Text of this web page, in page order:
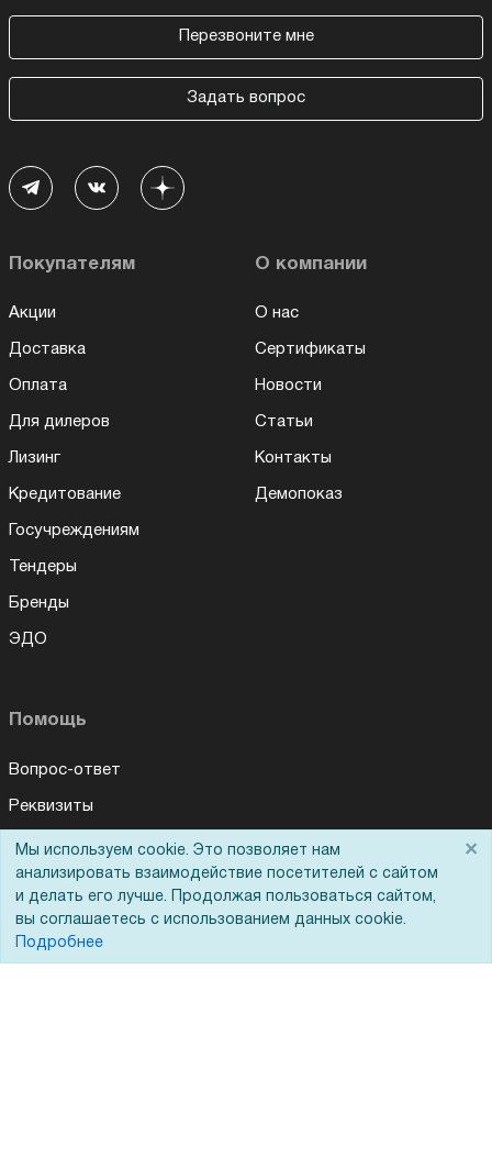
Перезвоните мне
Задать вопрос
Покупателям
Акции
Доставка
Оплата
Для дилеров
Лизинг
Кредитование
Госучреждениям
Тендеры
Бренды
ЭДО
О компании
О нас
Сертификаты
Новости
Статьи
Контакты
Демопоказ
Помощь
Вопрос-ответ
Реквизиты
Гарантии и возврат
Сервисный центр
Вакансии
Обратная связь
Мы используем cookie. Это позволяет нам
анализировать взаимодействие посетителей с сайтом
и делать его лучше. Продолжая пользоваться сайтом,
вы соглашаетесь с использованием данных cookie.
Подробнее
×